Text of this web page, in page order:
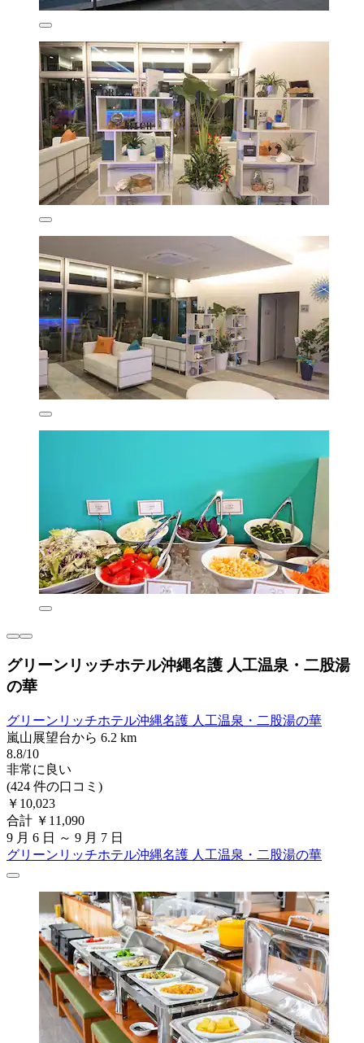
グリーンリッチホテル沖縄名護 人工温泉・二股湯
の華
グリーンリッチホテル沖縄名護 人工温泉・二股湯の華
嵐山展望台から 6.2 km
8.8/10
非常に良い
(424 件の口コミ)
￥10,023
合計 ￥11,090
9 月 6 日 ～ 9 月 7 日
グリーンリッチホテル沖縄名護 人工温泉・二股湯の華